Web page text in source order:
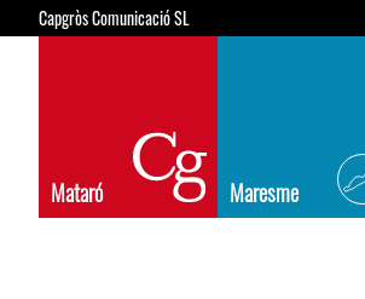
Capgròs Comunicació SL
Mataró Maresme